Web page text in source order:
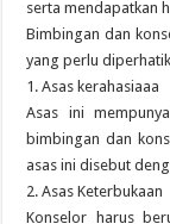
serta mendapatkan
Bimbingan dan
yang perlu
1. Asas kerahasiaaa
Asas ini
bimbingan dan
asas ini disebut
2. Asas Keterbukaan
Konselor harus